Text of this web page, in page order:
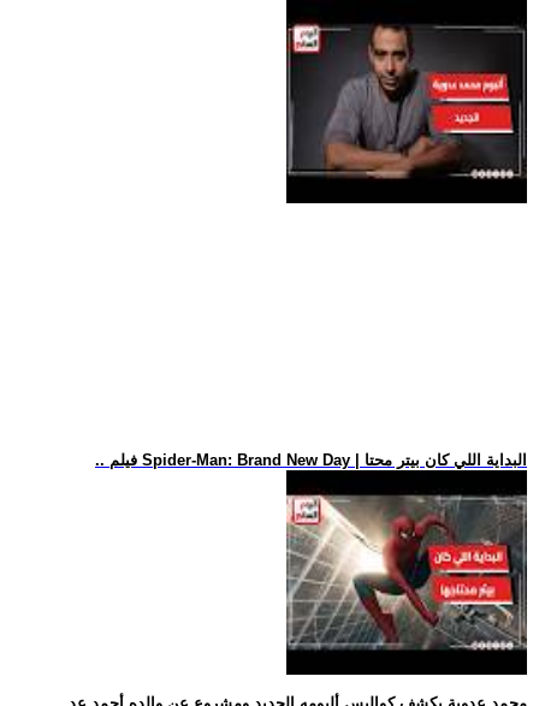
.. فيلم Spider-Man: Brand New Day | البداية اللي كان بيتر محتا